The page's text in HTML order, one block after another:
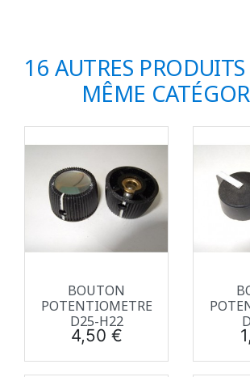
16 AUTRES
MÊME
BOUTON
POTENTIOMETRE
D25-H22
Prix
4,50 €